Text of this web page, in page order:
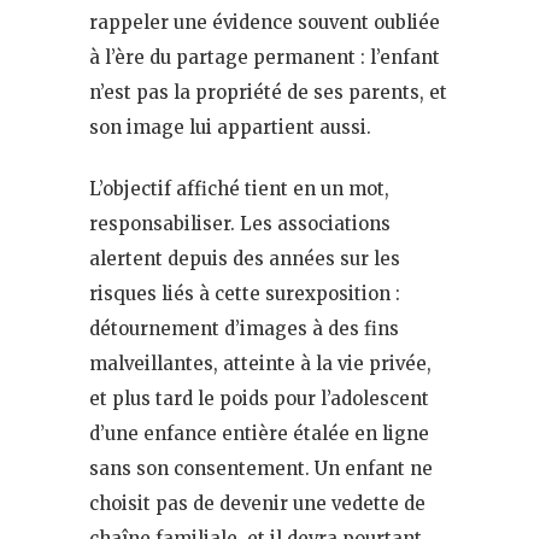
rappeler une évidence souvent oubliée
à l’ère du partage permanent : l’enfant
n’est pas la propriété de ses parents, et
son image lui appartient aussi.
L’objectif affiché tient en un mot,
responsabiliser. Les associations
alertent depuis des années sur les
risques liés à cette surexposition :
détournement d’images à des fins
malveillantes, atteinte à la vie privée,
et plus tard le poids pour l’adolescent
d’une enfance entière étalée en ligne
sans son consentement. Un enfant ne
choisit pas de devenir une vedette de